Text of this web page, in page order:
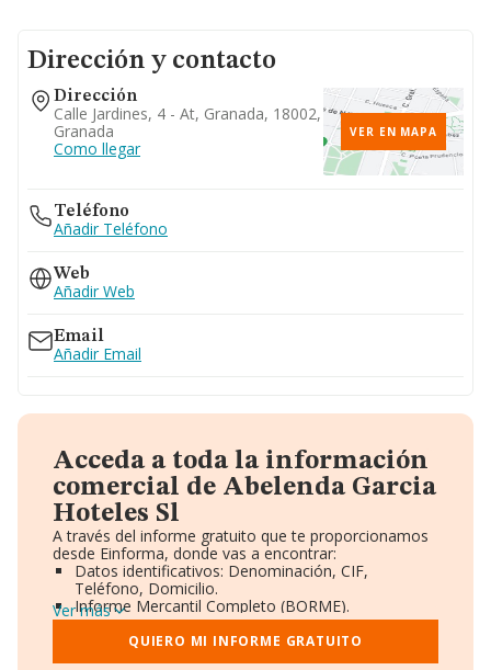
Dirección y contacto
Dirección
Calle Jardines, 4 - At, Granada, 18002,
Granada
Como llegar
VER EN MAPA
Teléfono
Añadir Teléfono
Web
Añadir Web
Email
Añadir Email
Acceda a toda la información
comercial de Abelenda Garcia
Hoteles Sl
A través del informe gratuito que te proporcionamos
desde Einforma, donde vas a encontrar:
Datos identificativos: Denominación, CIF,
Teléfono, Domicilio.
Informe Mercantil Completo (BORME).
Gráficos de Evolución Ventas y Empleados.
Consejo de Administración y Administradores.
Directivos y Ejecutivos.
Ver más
QUIERO MI INFORME GRATUITO